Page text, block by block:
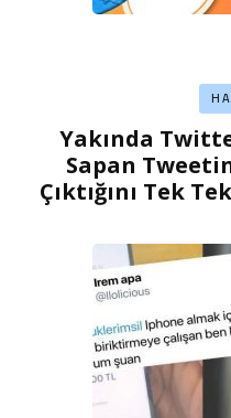
Yakında
Sapan
Çıktığını Tek